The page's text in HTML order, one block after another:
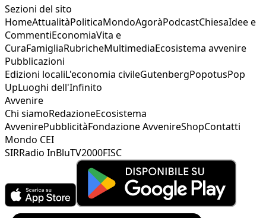
Sezioni del sito
HomeAttualitàPoliticaMondoAgoràPodcastChiesaIdee e
CommentiEconomiaVita e
CuraFamigliaRubricheMultimediaEcosistema avvenire
Pubblicazioni
Edizioni localiL'economia civileGutenbergPopotusPop
UpLuoghi dell'Infinito
Avvenire
Chi siamoRedazioneEcosistema
AvvenirePubblicitàFondazione AvvenireShopContatti
Mondo CEI
SIRRadio InBluTV2000FISC